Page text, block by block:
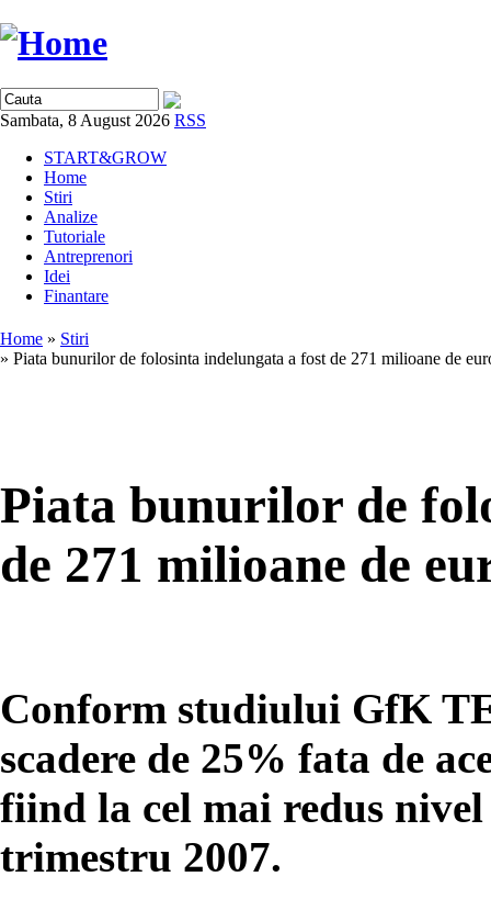
Sambata, 8 August 2026 RSS
START&GROW
Home
Stiri
Analize
Tutoriale
Antreprenori
Idei
Finantare
Home » Stiri
» Piata bunurilor de folosinta indelungata a fost de 271 milioane de
Piata bunurilor de
de 271 milioane de
Conform studiului GfK
scadere de 25% fata de
fiind la cel mai redus
trimestru 2007.